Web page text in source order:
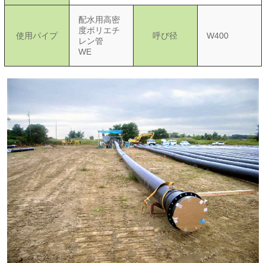
使用パイプ
配水用高密
度ポリエチ
レン管
WE
呼び径 W400